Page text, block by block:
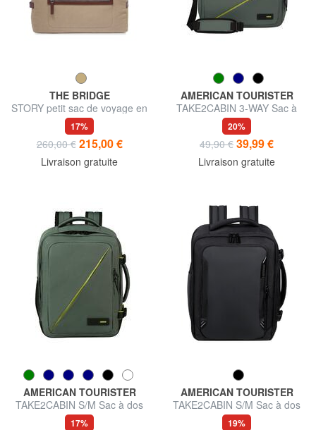
THE BRIDGE
STORY petit sac de voyage en
cuir et tissu
17%
260,00 € 215,00 €
Livraison gratuite
AMERICAN TOURISTER
TAKE2CABIN 3-WAY Sac à
dos sous le siège ok Ryanair
20%
49,90 € 39,99 €
Livraison gratuite
AMERICAN TOURISTER
TAKE2CABIN S/M Sac à dos
sous-siège ok Vueling
17%
AMERICAN TOURISTER
TAKE2CABIN S/M Sac à dos
sous-marin OK Vueling
19%